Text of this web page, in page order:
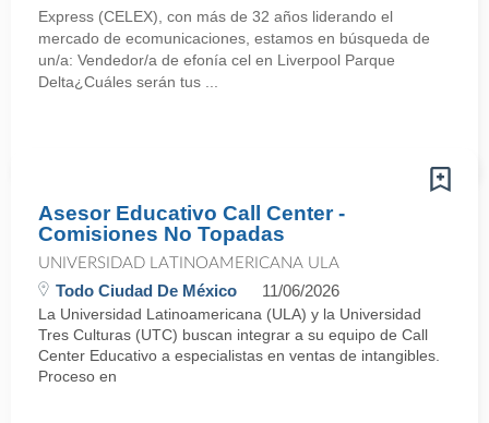
Express (CELEX), con más de 32 años liderando el
mercado de ecomunicaciones, estamos en búsqueda de
un/a: Vendedor/a de efonía cel en Liverpool Parque
Delta¿Cuáles serán tus ...
Asesor Educativo Call Center -
Comisiones No Topadas
UNIVERSIDAD LATINOAMERICANA ULA
Todo Ciudad De México 11/06/2026
La Universidad Latinoamericana (ULA) y la Universidad
Tres Culturas (UTC) buscan integrar a su equipo de Call
Center Educativo a especialistas en ventas de intangibles.
Proceso en